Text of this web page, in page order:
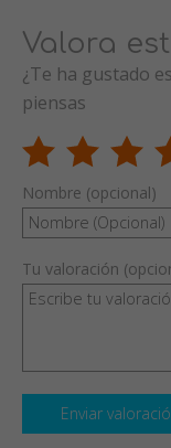
Valora
¿Te ha gustado
piensas
Nombre (opcional)
Tu valoración
Enviar